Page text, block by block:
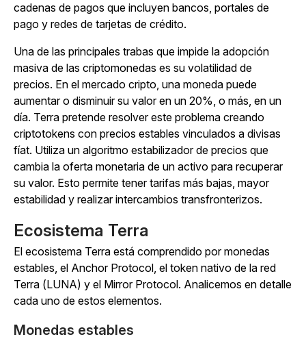
cadenas de pagos que incluyen bancos, portales de
pago y redes de tarjetas de crédito.
Una de las principales trabas que impide la adopción
masiva de las criptomonedas es su volatilidad de
precios. En el mercado cripto, una moneda puede
aumentar o disminuir su valor en un 20%, o más, en un
día. Terra pretende resolver este problema creando
criptotokens con precios estables vinculados a divisas
fíat. Utiliza un algoritmo estabilizador de precios que
cambia la oferta monetaria de un activo para recuperar
su valor. Esto permite tener tarifas más bajas, mayor
estabilidad y realizar intercambios transfronterizos.
Ecosistema Terra
El ecosistema Terra está comprendido por monedas
estables, el Anchor Protocol, el token nativo de la red
Terra (LUNA) y el Mirror Protocol. Analicemos en detalle
cada uno de estos elementos.
Monedas estables